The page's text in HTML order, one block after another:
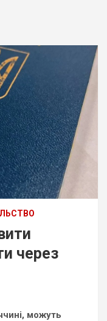
через
можуть